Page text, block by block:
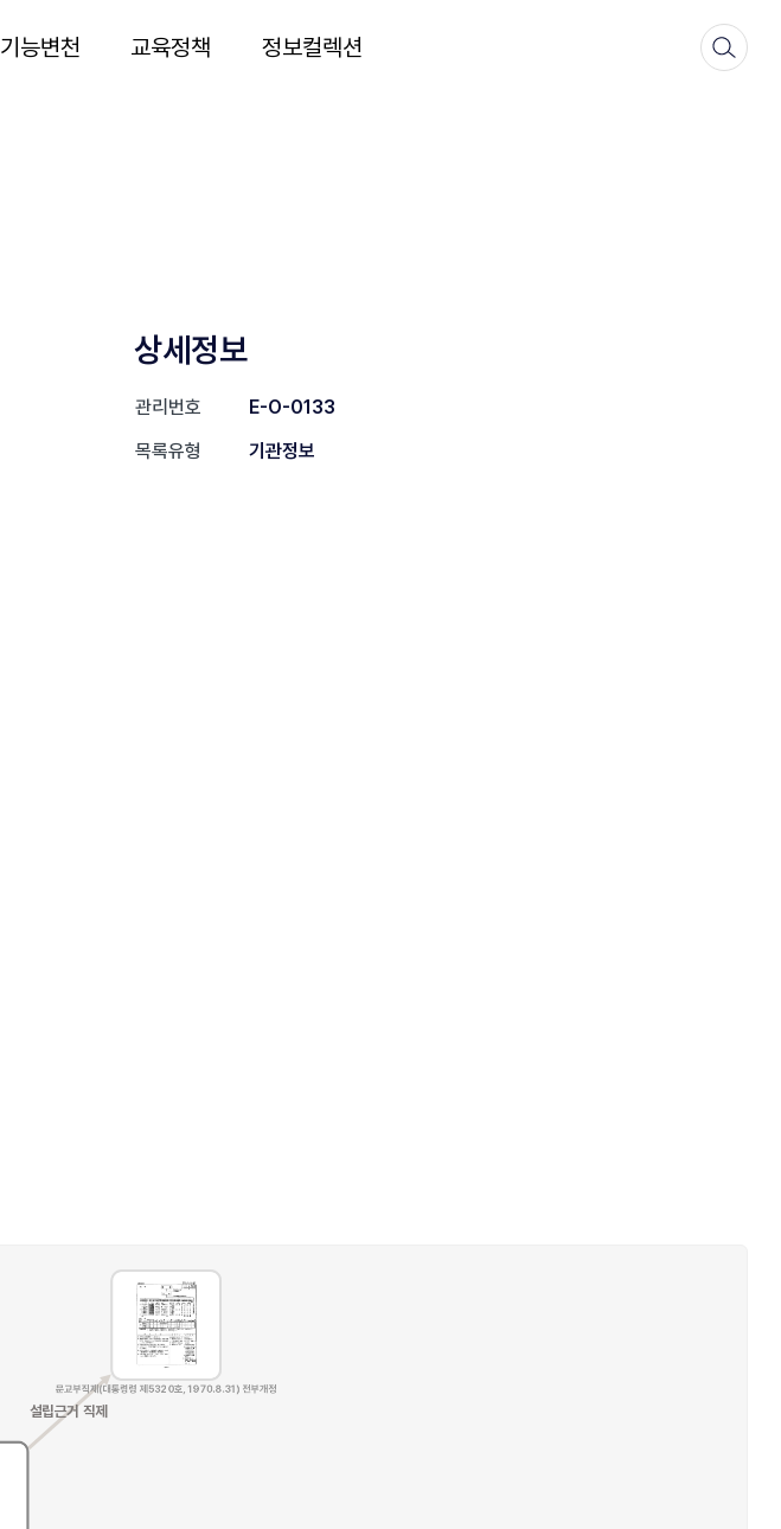
기능변천 교육정책 정보컬렉션
상세정보
관리번호
E-O-0133
목록유형
기관정보